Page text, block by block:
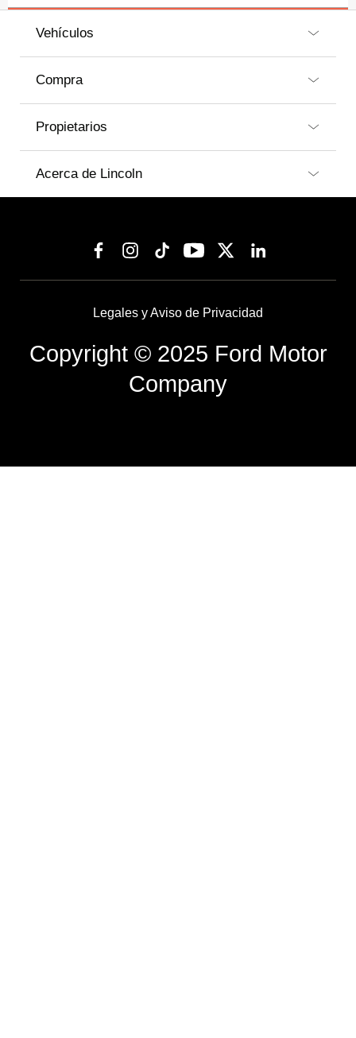
Vehículos
Compra
Propietarios
Acerca de Lincoln
Legales y Aviso de Privacidad
Copyright © 2025 Ford Motor
Company